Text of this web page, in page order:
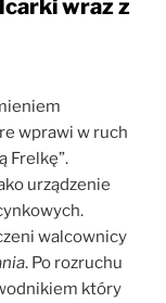
wraz z
wprawi w ruch
Frelkę”.
urządzenie
walcownicy
. Po rozruchu
który